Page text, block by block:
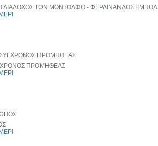
ΔΙΑΔΟΧΟΣ ΤΩΝ ΜΟΝΤΟΛΦΟ - ΦΕΡΔΙΝΑΝΔΟΣ ΕΜΠΟΛΙ
ΠΡΟΜΗΘΕΑΣ